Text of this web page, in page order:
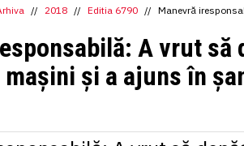
1 CNY= 0.6015
= 0.6668
1 EGP = 0.0860
= 1.2223
1 INR
= 0.0513
= 3.0556
1 MXN= 0.2227
// 2018 // Editia 6790 // Manevră
A vrut să
mașini și a ajuns în